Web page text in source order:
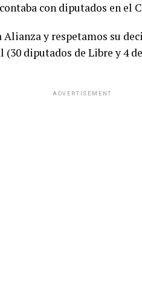
con diputados en el
Alianza y respetamos su
diputados de Libre y 4
ADVERTISEMENT